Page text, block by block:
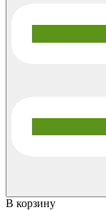
В корзину